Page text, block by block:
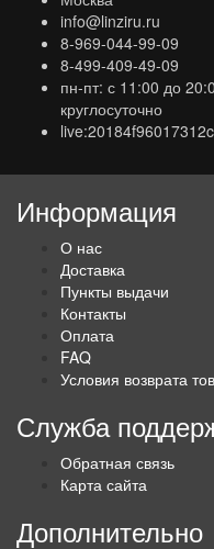
info@linziru.ru
8-969-044-99-09
8-499-409-49-09
пн-пт: с 11:00 до
круглосуточно
Информация
О нас
Доставка
Пункты выдачи
Контакты
Оплата
FAQ
Условия возврата
Служба
Обратная связь
Карта сайта
Дополнительно